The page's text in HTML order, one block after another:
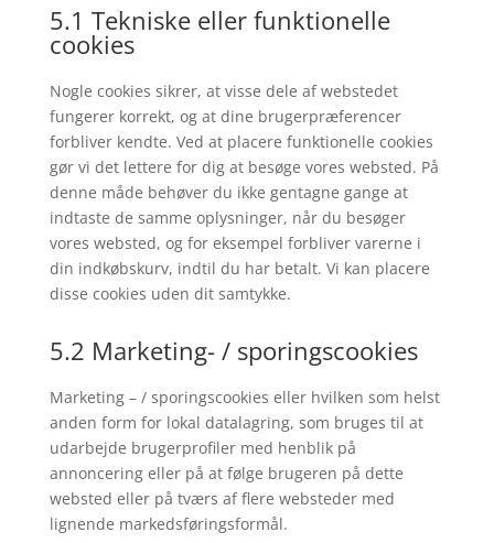
5.1 Tekniske eller funktionelle
cookies
Nogle cookies sikrer, at visse dele af webstedet
fungerer korrekt, og at dine brugerpræferencer
forbliver kendte. Ved at placere funktionelle cookies
gør vi det lettere for dig at besøge vores websted. På
denne måde behøver du ikke gentagne gange at
indtaste de samme oplysninger, når du besøger
vores websted, og for eksempel forbliver varerne i
din indkøbskurv, indtil du har betalt. Vi kan placere
disse cookies uden dit samtykke.
5.2 Marketing- / sporingscookies
Marketing – / sporingscookies eller hvilken som helst
anden form for lokal datalagring, som bruges til at
udarbejde brugerprofiler med henblik på
annoncering eller på at følge brugeren på dette
websted eller på tværs af flere websteder med
lignende markedsføringsformål.